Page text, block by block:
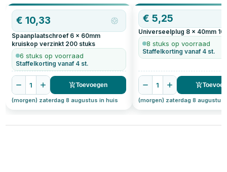
beugel wil bevestigen of andere
zware objecten veilig wil
ophangen.
muurbevestiging. Leer stap voor
stap hoe je jouw project tot een
succes maakt en gebruik onze
schroef-plug-boor
conversietabel om altijd de
juiste maat pluggen bij je
schroeven te vinden.
OP=OP
€10,33
Spaanplaatschroef 6 x 60mm
kruiskop verzinkt 200 stuks
6 stuks op voorraad
Staffelkorting vanaf 4 st.
1 Toevoegen
(morgen) zaterdag 8 augustus in huis
€5,25
Universeelplug 8 x 40mm
8 stuks op voorraad
Staffelkorting vanaf 4 st.
1
(morgen) zaterdag 8 augustus